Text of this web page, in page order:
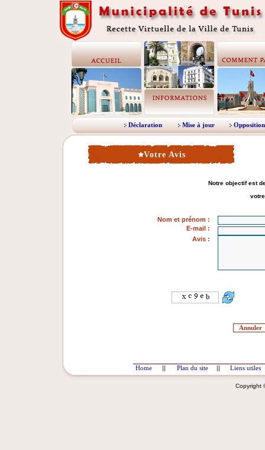
Déclaration Mise à jour Opposition
Votre Avis
Notre objectif est
Nom et prénom :
E-mail :
Avis :
Home || Plan du site || Liens utiles
Copyright